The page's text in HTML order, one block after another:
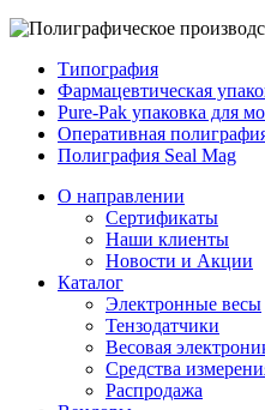
Типография
Фармацевтическая
Pure-Pak упаковка для
Оперативная
Полиграфия Seal Mag
О направлении
Сертификаты
Наши клиенты
Новости и Акции
Каталог
Электронные весы
Тензодатчики
Весовая
Средства
Распродажа